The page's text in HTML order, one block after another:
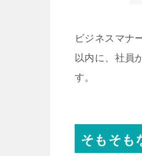
ビジネスマナ
以内に、社員
す。
そもそも